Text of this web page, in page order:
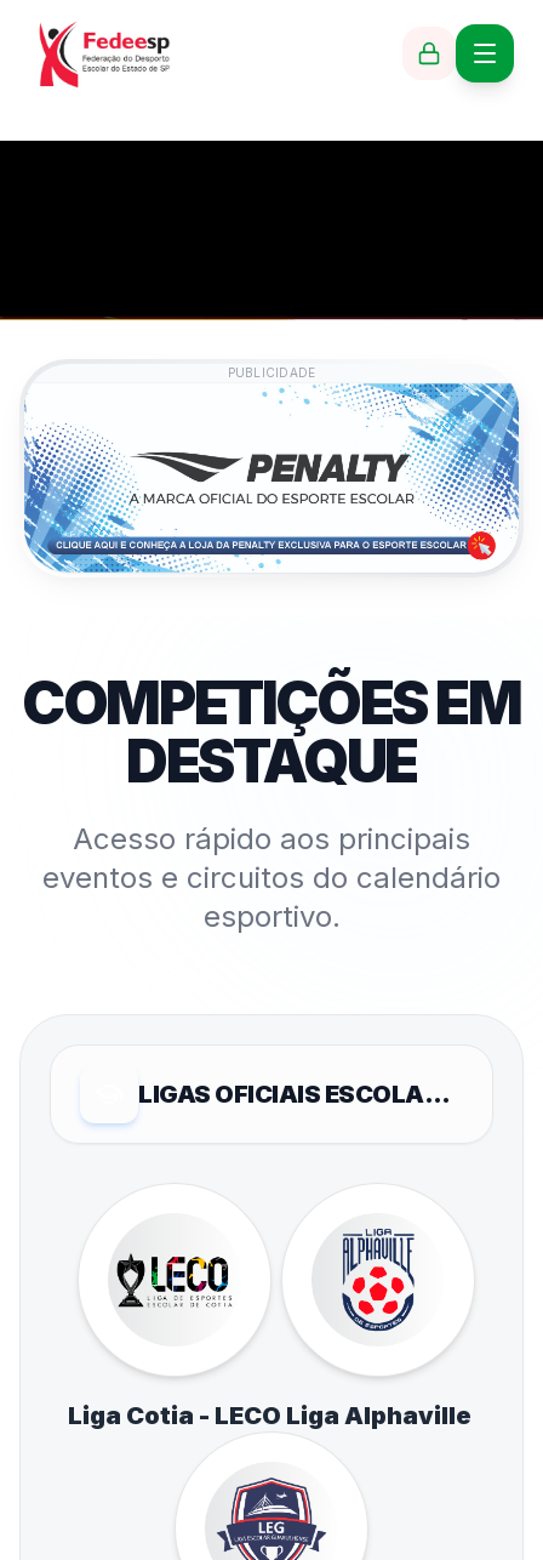
PUBLICIDADE
COMPETIÇÕES EM
DESTAQUE
Acesso rápido aos principais
eventos e circuitos do calendário
esportivo.
LIGAS OFICIAIS ESCOLARES
Liga Cotia - LECO Liga Alphaville